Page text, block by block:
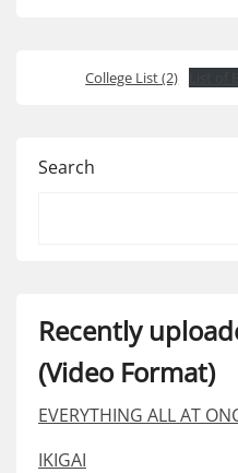
College List (2)
Search
Recently
(Video Format)
EVERYTHING ALL AT
IKIGAI